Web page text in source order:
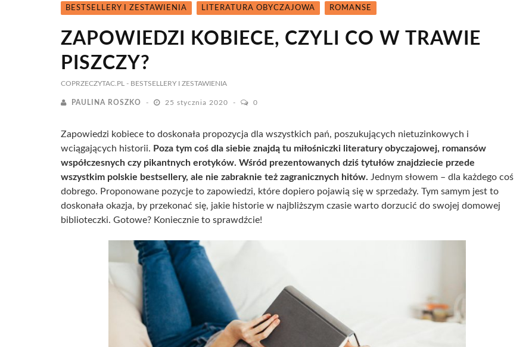
BESTSELLERY I ZESTAWIENIA LITERATURA OBYCZAJOWA ROMANSE
ZAPOWIEDZI KOBIECE, CZYLI CO W TRAWIE
PISZCZY?
COPRZECZYTAC.PL - BESTSELLERY I ZESTAWIENIA
PAULINA ROSZKO 25 stycznia 2020 0
Zapowiedzi kobiece to doskonała propozycja dla wszystkich pań, poszukujących nietuzinkowych i
wciągających historii. Poza tym coś dla siebie znajdą tu miłośniczki literatury obyczajowej, romansów
współczesnych czy pikantnych erotyków. Wśród prezentowanych dziś tytułów znajdziecie przede
wszystkim polskie bestsellery, ale nie zabraknie też zagranicznych hitów. Jednym słowem – dla każdego coś
dobrego. Proponowane pozycje to zapowiedzi, które dopiero pojawią się w sprzedaży. Tym samym jest to
doskonała okazja, by przekonać się, jakie historie w najbliższym czasie warto dorzucić do swojej domowej
biblioteczki. Gotowe? Koniecznie to sprawdźcie!